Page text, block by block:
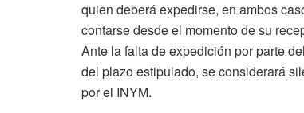
quien deberá expedirse, en ambos
contarse desde el momento de su
Ante la falta de expedición por parte
del plazo estipulado, se considerará
por el INYM.